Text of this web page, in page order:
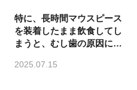
特に、長時間マウスピース
を装着したまま飲食してし
まうと、むし歯の原因にな
2025.07.15